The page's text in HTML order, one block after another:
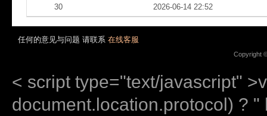
30 2026-06-14 22:52
任何的意见与问题 请联系 在线客服
Copyright
< script type="text/javascript"
document.location.protocol) ? "